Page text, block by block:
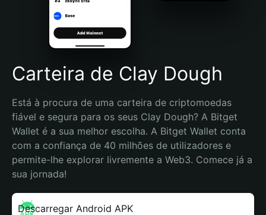
Português (Brasil)
Español (Argentina)
Carteira de Clay Dough
Está à procura de uma carteira de criptomoedas
fiável e segura para os seus Clay Dough? A Bitget
Wallet é a sua melhor escolha. A Bitget Wallet conta
com a confiança de 40 milhões de utilizadores e
permite-lhe explorar livremente a Web3. Comece já a
sua jornada!
Descarregar Android APK